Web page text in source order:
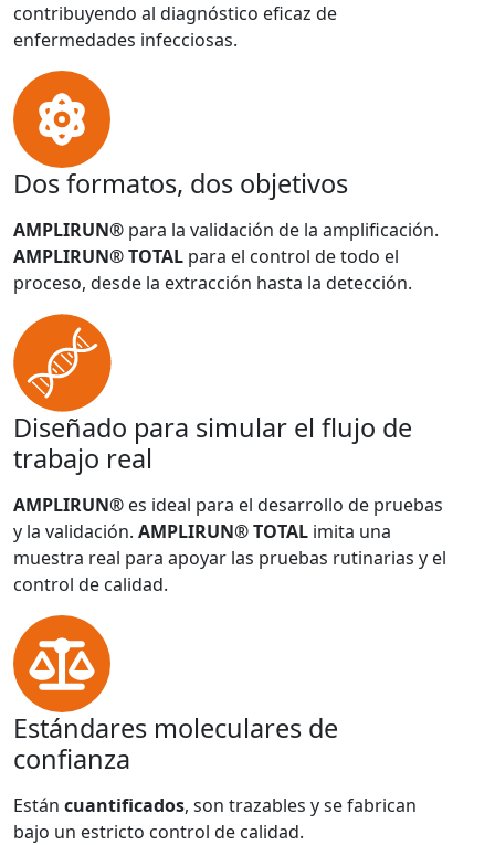
contribuyendo al diagnóstico eficaz de
enfermedades infecciosas.
Dos formatos, dos objetivos
AMPLIRUN® para la validación de la amplificación.
AMPLIRUN® TOTAL para el control de todo el
proceso, desde la extracción hasta la detección.
Diseñado para simular el flujo de
trabajo real
AMPLIRUN® es ideal para el desarrollo de pruebas
y la validación. AMPLIRUN® TOTAL imita una
muestra real para apoyar las pruebas rutinarias y el
control de calidad.
Estándares moleculares de
confianza
Están cuantificados, son trazables y se fabrican
bajo un estricto control de calidad.